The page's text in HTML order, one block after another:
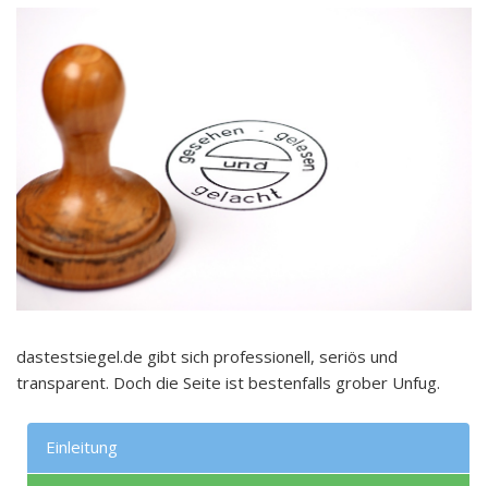
dastestsiegel.de gibt sich professionell, seriös und
transparent. Doch die Seite ist bestenfalls grober Unfug.
Einleitung